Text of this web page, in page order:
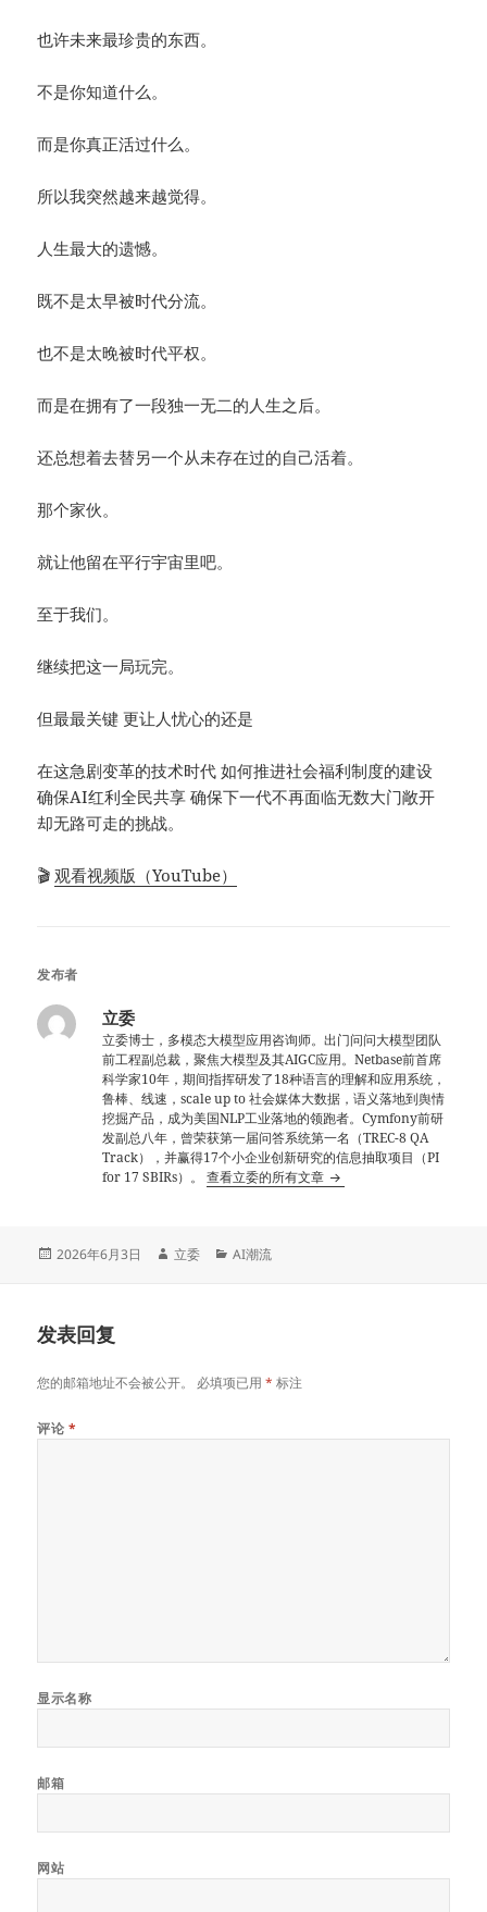
也许未来最珍贵的东西。
不是你知道什么。
而是你真正活过什么。
所以我突然越来越觉得。
人生最大的遗憾。
既不是太早被时代分流。
也不是太晚被时代平权。
而是在拥有了一段独一无二的人生之后。
还总想着去替另一个从未存在过的自己活着。
那个家伙。
就让他留在平行宇宙里吧。
至于我们。
继续把这一局玩完。
但最最关键 更让人忧心的还是
在这急剧变革的技术时代 如何推进社会福利制度的建设
确保AI红利全民共享 确保下一代不再面临无数大门敞开
却无路可走的挑战。
🎬观看视频版（YouTube）
发布者
立委
立委博士，多模态大模型应用咨询师。出门问问大模型团队
前工程副总裁，聚焦大模型及其AIGC应用。Netbase前首席
科学家10年，期间指挥研发了18种语言的理解和应用系统，
鲁棒、线速，scale up to 社会媒体大数据，语义落地到舆情
挖掘产品，成为美国NLP工业落地的领跑者。Cymfony前研
发副总八年，曾荣获第一届问答系统第一名（TREC-8 QA
Track），并赢得17个小企业创新研究的信息抽取项目（PI
for 17 SBIRs）。查看立委的所有文章
发
2026年6月3日
作
立委
分
AI潮流
发表回复
您的邮箱地址不会被公开。 必填项已用* 标注
评论 *
显示名称
邮箱
网站